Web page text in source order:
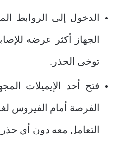
الدخول إلى الروابط
الجهاز أكثر عرضة
توخى الحذر.
فتح أحد الإيميلات
الفرصة أمام الفيروس
التعامل معه دون أي